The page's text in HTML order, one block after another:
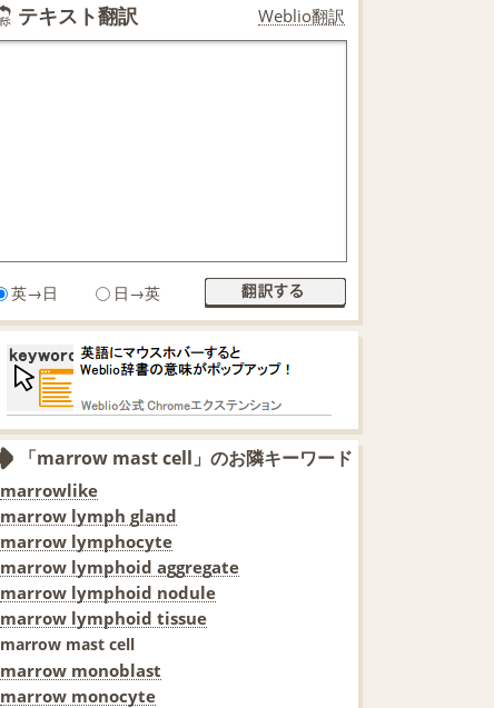
テキスト翻訳 Weblio翻訳
英→日 日→英
「marrow mast cell」のお隣キーワード
marrowlike
marrow lymph gland
marrow lymphocyte
marrow lymphoid aggregate
marrow lymphoid nodule
marrow lymphoid tissue
marrow mast cell
marrow monoblast
marrow monocyte